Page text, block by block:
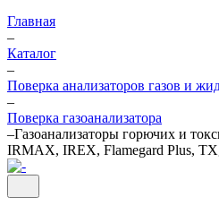
Главная
–
Каталог
–
Поверка анализаторов газов и
–
Поверка газоанализатора
–Газоанализаторы горючих и
IRMAX, IREX, Flamegard Plus,